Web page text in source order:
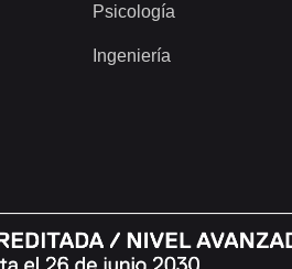
Psicología
Ingeniería